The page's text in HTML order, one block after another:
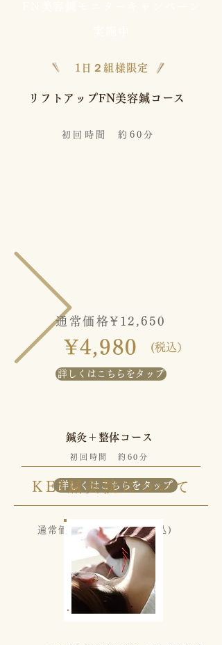
​1日２組様限定
リフトアップFN美容鍼コース
初回時間 約60分
¥4,980 (税込）
​通常価格¥12,650
詳しくはこちらをタップ
​鍼灸＋整体コース
初回時間 約60分
詳しくはこちらをタップ
通常価格¥12,650(税込)
KEI鍼灸院について​